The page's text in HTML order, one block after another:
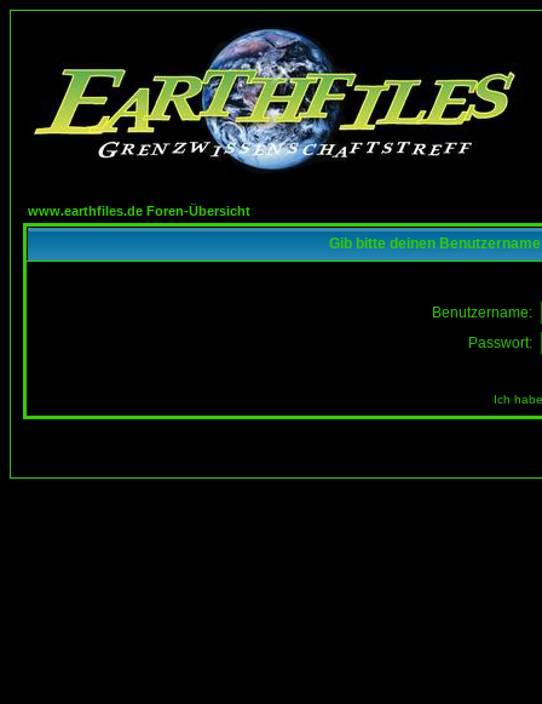
www.earthfiles.de Foren-Übersicht
Gib bitte deinen
Benutzername:
Passwort:
Ich